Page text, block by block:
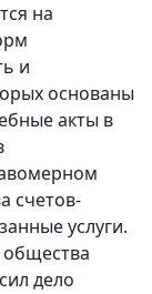
на
и
основаны
акты в
счетов-
услуги.
общества
дело